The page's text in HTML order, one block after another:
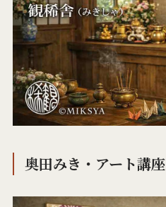
奥田みき・アート講座